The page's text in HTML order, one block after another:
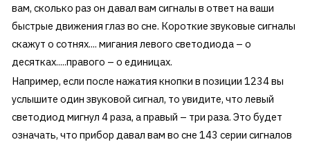
вам, сколько раз он давал вам сигналы в ответ на ваши
быстрые движения глаз во сне. Короткие звуковые сигналы
скажут о сотнях.... мигания левого светодиода – о
десятках.....правого – о единицах.
Например, если после нажатия кнопки в позиции 1234 вы
услышите один звуковой сигнал, то увидите, что левый
светодиод мигнул 4 раза, а правый – три раза. Это будет
означать, что прибор давал вам во сне 143 серии сигналов